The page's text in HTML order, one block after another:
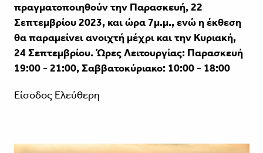
πραγματοποιηθούν την Παρασκευή, 22
Σεπτεμβρίου 2023, και ώρα 7μ.μ., ενώ η έκθεση
θα παραμείνει ανοιχτή μέχρι και την Κυριακή,
24 Σεπτεμβρίου. Ώρες Λειτουργίας: Παρασκευή
19:00 - 21:00, Σαββατοκύριακο: 10:00 - 18:00
Είσοδος Ελεύθερη